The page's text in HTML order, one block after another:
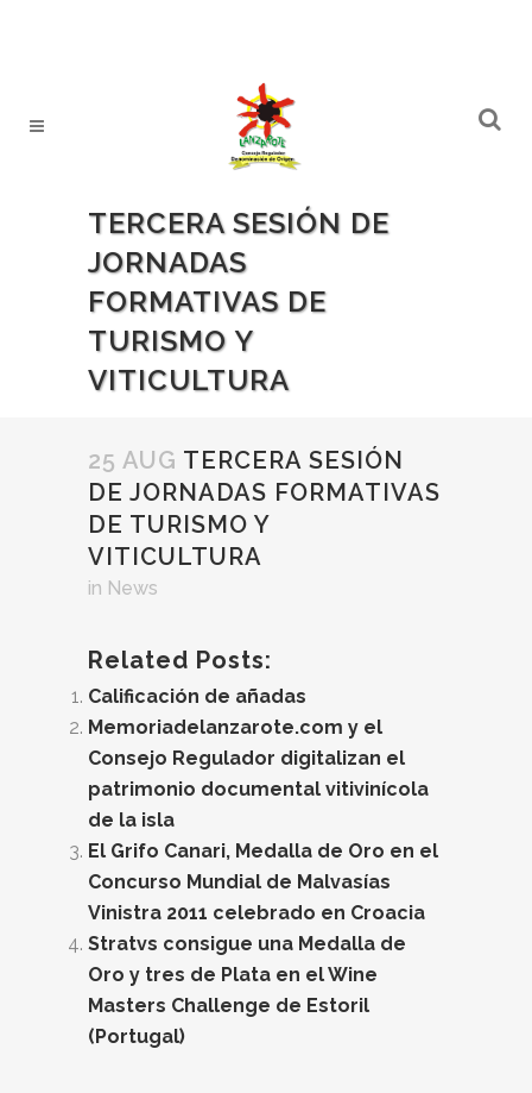
TERCERA SESIÓN DE
JORNADAS
FORMATIVAS DE
TURISMO Y
VITICULTURA
25 AUG TERCERA SESIÓN
DE JORNADAS FORMATIVAS
DE TURISMO Y
VITICULTURA
in News
Related Posts:
Calificación de añadas
Memoriadelanzarote.com y el
Consejo Regulador digitalizan el
patrimonio documental vitivinícola
de la isla
El Grifo Canari, Medalla de Oro en el
Concurso Mundial de Malvasías
Vinistra 2011 celebrado en Croacia
Stratvs consigue una Medalla de
Oro y tres de Plata en el Wine
Masters Challenge de Estoril
(Portugal)